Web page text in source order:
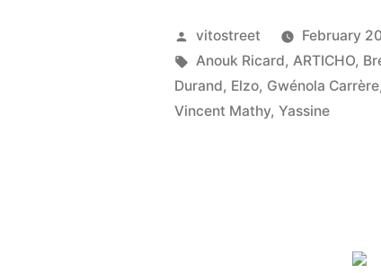
:
Posted
by
vitostreet February
Tags:
Anouk Ricard,ARTICHO,
Durand, Elzo, Gwénola Carrère,
Vincent Mathy,Yassine